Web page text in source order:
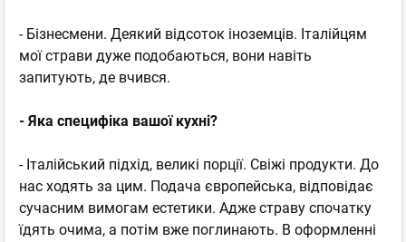
- Бізнесмени. Деякий відсоток іноземців. Італійцям
мої страви дуже подобаються, вони навіть
запитують, де вчився.
- Яка специфіка вашої кухні?
- Італійський підхід, великі порції. Свіжі продукти. До
нас ходять за цим. Подача європейська, відповідає
сучасним вимогам естетики. Адже страву спочатку
їдять очима, а потім вже поглинають. В оформленні